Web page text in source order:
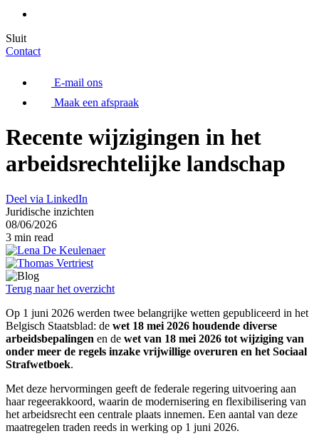
Sluit
Contact
E-mail ons
Maak een afspraak
Recente wijzigingen in het
arbeidsrechtelijke landschap
Deel via LinkedIn
Juridische inzichten
08/06/2026
3 min read
Terug naar het overzicht
Op 1 juni 2026 werden twee belangrijke wetten gepubliceerd in het
Belgisch Staatsblad: de wet 18 mei 2026 houdende diverse
arbeidsbepalingen en de wet van 18 mei 2026 tot wijziging van
onder meer de regels inzake vrijwillige overuren en het Sociaal
Strafwetboek.
Met deze hervormingen geeft de federale regering uitvoering aan
haar regeerakkoord, waarin de modernisering en flexibilisering van
het arbeidsrecht een centrale plaats innemen. Een aantal van deze
maatregelen traden reeds in werking op 1 juni 2026.